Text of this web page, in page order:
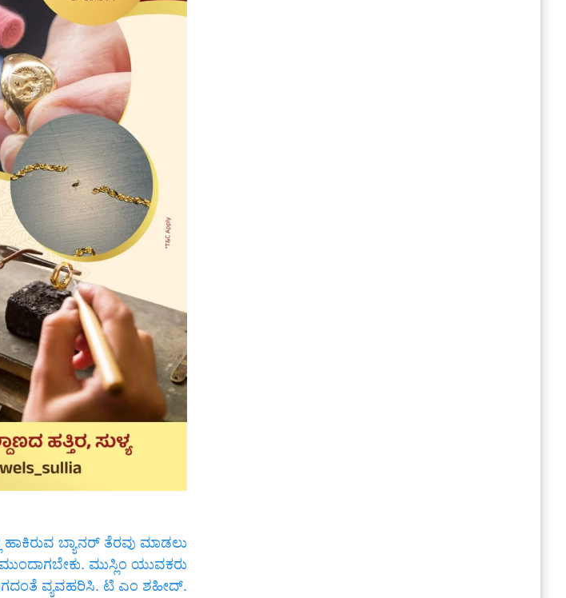
ಹಾಕಿರುವ ಬ್ಯಾನರ್ ತೆರವು ಮಾಡಲು
ಮುಸ್ಲಿಂ ಯುವಕರು
ವ್ಯವಹರಿಸಿ. ಟಿ ಎಂ ಶಹೀದ್.